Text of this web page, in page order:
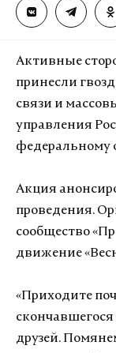
Активные
принесли
связи и
управления
федеральному
Акция
проведения.
сообщество
движение
«Приходите
скончавшегося
друзей.